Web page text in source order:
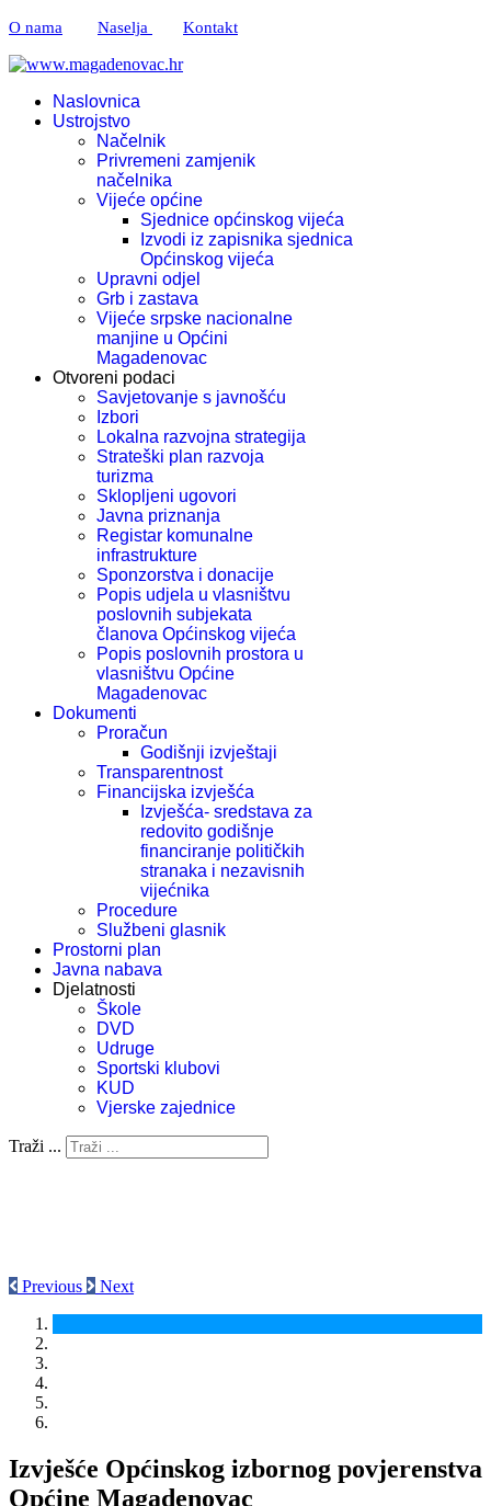
O nama Naselja Kontakt
Naslovnica
Ustrojstvo
Načelnik
Privremeni zamjenik
načelnika
Vijeće općine
Sjednice općinskog vijeća
Izvodi iz zapisnika sjednica
Općinskog vijeća
Upravni odjel
Grb i zastava
Vijeće srpske nacionalne
manjine u Općini
Magadenovac
Otvoreni podaci
Savjetovanje s javnošću
Izbori
Lokalna razvojna strategija
Strateški plan razvoja
turizma
Sklopljeni ugovori
Javna priznanja
Registar komunalne
infrastrukture
Sponzorstva i donacije
Popis udjela u vlasništvu
poslovnih subjekata
članova Općinskog vijeća
Popis poslovnih prostora u
vlasništvu Općine
Magadenovac
Dokumenti
Proračun
Godišnji izvještaji
Transparentnost
Financijska izvješća
Izvješća- sredstava za
redovito godišnje
financiranje političkih
stranaka i nezavisnih
vijećnika
Procedure
Službeni glasnik
Prostorni plan
Javna nabava
Djelatnosti
Škole
DVD
Udruge
Sportski klubovi
KUD
Vjerske zajednice
Traži ...
Previous Next
Izvješće Općinskog izbornog povjerenstva
Općine Magadenovac